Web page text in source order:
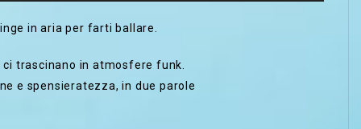
in aria per farti ballare.
trascinano in atmosfere funk.
e spensieratezza, in due parole